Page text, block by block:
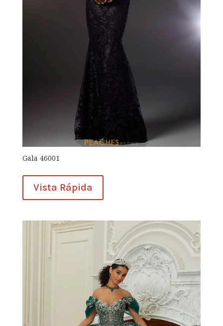
Gala 46001
Vista Rápida